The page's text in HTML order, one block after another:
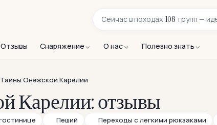
Сейчас в походах 108 групп —
Отзывы Снаряжение О нас Полезно знать
Тайны Онежской Карелии
Карелии: отзывы
Пеший Переходы с легкими рюкзаками